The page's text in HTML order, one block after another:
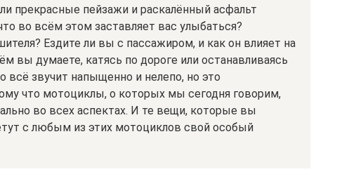
прекрасные пейзажи и раскалённый асфальт
во всём этом заставляет вас улыбаться?
Ездите ли вы с пассажиром, и как он влияет на
вы думаете, катясь по дороге или останавливаясь
всё звучит напыщенно и нелепо, но это
что мотоциклы, о которых мы сегодня говорим,
во всех аспектах. И те вещи, которые вы
с любым из этих мотоциклов свой особый